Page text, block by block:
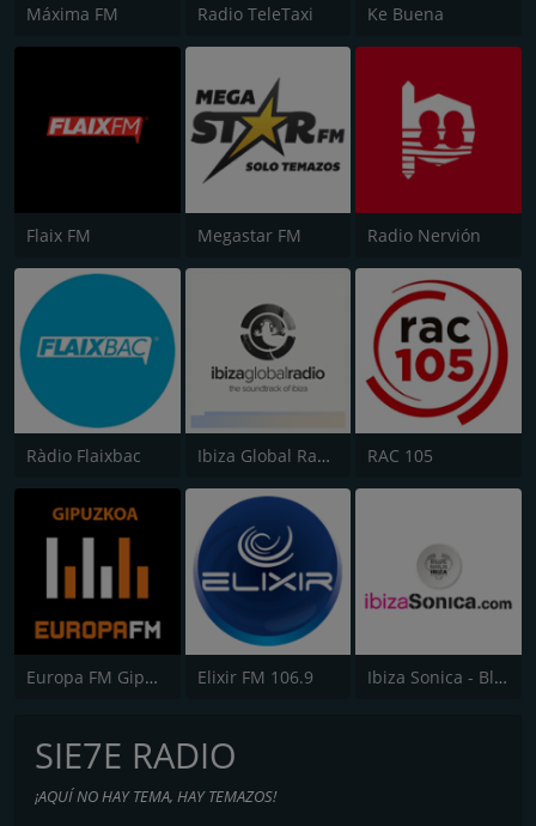
Máxima FM Radio TeleTaxi Ke Buena
Flaix FM Megastar FM Radio Nervión
Ràdio Flaixbac Ibiza Global Radio RAC 105
Europa FM Gipuzkoa Elixir FM 106.9 Ibiza Sonica - Blue Marlin Ibiza Radio
SIE7E RADIO
¡AQUÍ NO HAY TEMA, HAY TEMAZOS!